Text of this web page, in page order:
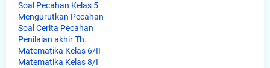
Soal Pecahan Kelas 5
Mengurutkan Pecahan
Soal Cerita Pecahan
Penilaian akhir Th.
Matematika Kelas 6/II
Matematika Kelas 8/I